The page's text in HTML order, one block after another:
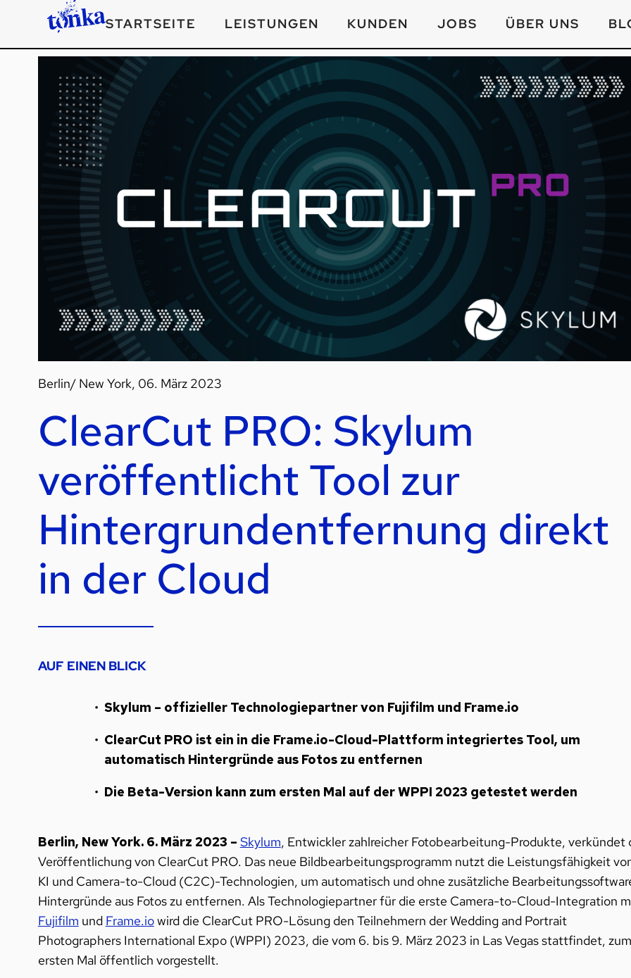
STARTSEITE LEISTUNGEN KUNDEN JOBS ÜBER UNS
Berlin/ New York, 06. März 2023
ClearCut PRO: Skylum
veröffentlicht Tool zur
Hintergrundentfernung direkt
in der Cloud
AUF EINEN BLICK
Skylum – offizieller Technologiepartner von Fujifilm und Frame.io
ClearCut PRO ist ein in die Frame.io-Cloud-Plattform integriertes Tool, um
automatisch Hintergründe aus Fotos zu entfernen
Die Beta-Version kann zum ersten Mal auf der WPPI 2023 getestet werden
Berlin, New York. 6. März 2023 – Skylum, Entwickler zahlreicher Fotobearbeitung-Produkte, verkündet
Veröffentlichung von ClearCut PRO. Das neue Bildbearbeitungsprogramm nutzt die Leistungsfähigkeit
KI und Camera-to-Cloud (C2C)-Technologien, um automatisch und ohne zusätzliche
Hintergründe aus Fotos zu entfernen. Als Technologiepartner für die erste Camera-to-Cloud-Integration
Fujifilm und Frame.iowird die ClearCut PRO-Lösung den Teilnehmern der Wedding and Portrait
Photographers International Expo (WPPI) 2023, die vom 6. bis 9. März 2023 in Las Vegas stattfindet, zum
ersten Mal öffentlich vorgestellt.